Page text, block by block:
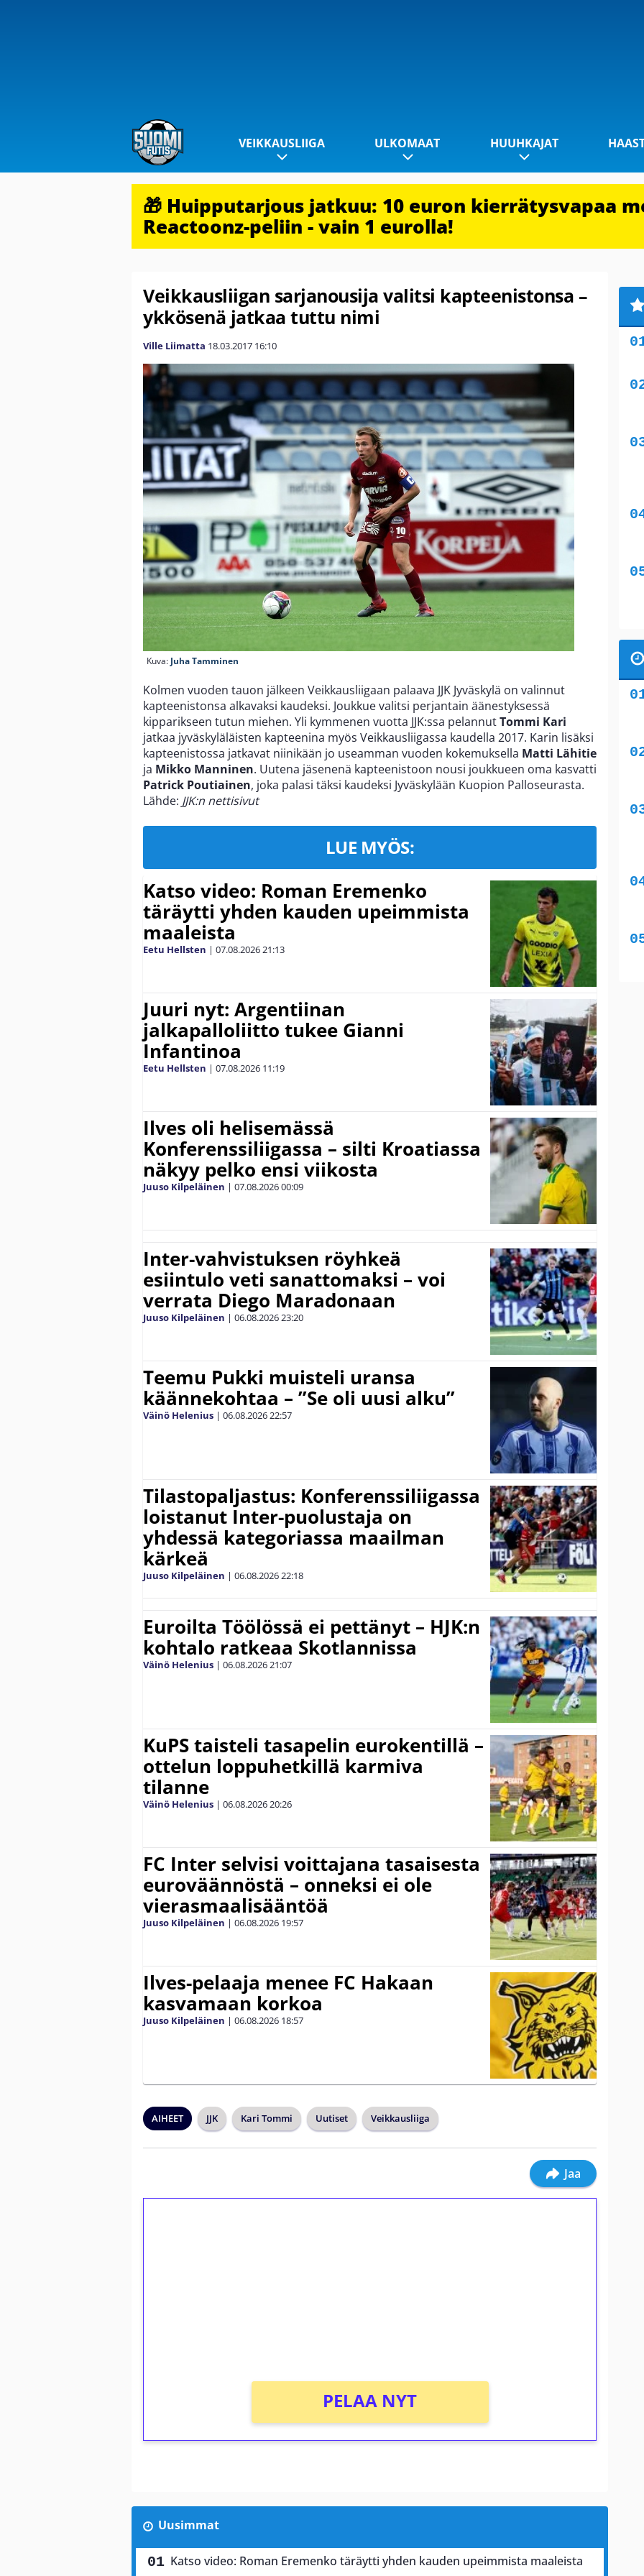
VEIKKAUSLIIGA ULKOMAAT HUUHKAJAT
🎁 Huipputarjous jatkuu: 10 euron kierrätysvapaa
Reactoonz-peliin - vain 1 eurolla!
Veikkausliigan sarjanousija valitsi kapteenistonsa –
ykkösenä jatkaa tuttu nimi
Ville Liimatta 18.03.2017 16:10
Kuva: Juha Tamminen
Kolmen vuoden tauon jälkeen Veikkausliigaan palaava JJK Jyväskylä on valinnut
kapteenistonsa alkavaksi kaudeksi. Joukkue valitsi perjantain äänestyksessä
kipparikseen tutun miehen. Yli kymmenen vuotta JJK:ssa pelannutTommi Kari
jatkaa jyväskyläläisten kapteenina myös Veikkausliigassa kaudella 2017. Karin lisäksi
kapteenistossa jatkavat niinikään jo useamman vuoden kokemuksella Matti Lähitie
ja Mikko Manninen. Uutena jäsenenä kapteenistoon nousi joukkueen oma kasvatti
Patrick Poutiainen, joka palasi täksi kaudeksi Jyväskylään Kuopion Palloseurasta.
Lähde: JJK:n nettisivut
LUE MYÖS:
Katso video: Roman Eremenko
täräytti yhden kauden upeimmista
maaleista
Eetu Hellsten | 07.08.202621:13
Juuri nyt: Argentiinan
jalkapalloliitto tukee Gianni
Infantinoa
Eetu Hellsten | 07.08.2026 11:19
Ilves oli helisemässä
Konferenssiliigassa – silti Kroatiassa
näkyy pelko ensi viikosta
Juuso Kilpeläinen | 07.08.202600:09
Inter-vahvistuksen röyhkeä
esiintulo veti sanattomaksi – voi
verrata Diego Maradonaan
Juuso Kilpeläinen | 06.08.202623:20
Teemu Pukki muisteli uransa
käännekohtaa – ”Se oli uusi alku”
Väinö Helenius | 06.08.202622:57
Tilastopaljastus: Konferenssiliigassa
loistanut Inter-puolustaja on
yhdessä kategoriassa maailman
kärkeä
Juuso Kilpeläinen | 06.08.202622:18
Euroilta Töölössä ei pettänyt – HJK:n
kohtalo ratkeaa Skotlannissa
Väinö Helenius | 06.08.202621:07
KuPS taisteli tasapelin eurokentillä –
ottelun loppuhetkillä karmiva
tilanne
Väinö Helenius | 06.08.202620:26
FC Inter selvisi voittajana tasaisesta
euroväännöstä – onneksi ei ole
vierasmaalisääntöä
Juuso Kilpeläinen | 06.08.2026 19:57
Ilves-pelaaja menee FC Hakaan
kasvamaan korkoa
Juuso Kilpeläinen | 06.08.2026 18:57
AIHEET JJK Kari Tommi Uutiset Veikkausliiga
Jaa
PELAA NYT
Uusimmat
Katso video: Roman Eremenko täräytti yhden kauden upeimmista maaleista